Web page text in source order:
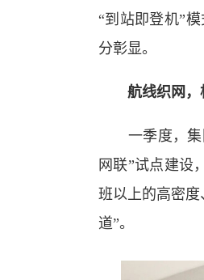
“到站即登机”
分彰显。
航线织网，
一季度，
网联”试点建设
班以上的高密
道”。